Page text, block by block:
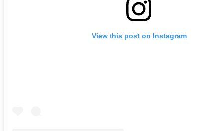
View this post on Instagram